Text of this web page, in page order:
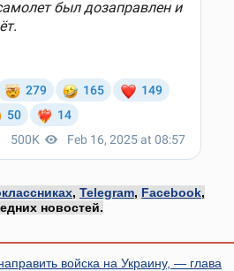
, Telegram, Facebook,
новостей.
войска на Украину, — глава